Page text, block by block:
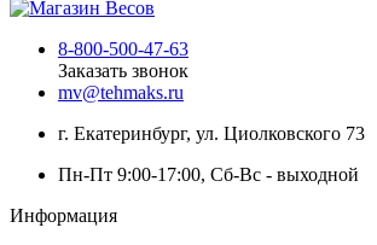
8-800-500-47-63
Заказать звонок
mv@tehmaks.ru
г. Екатеринбург, ул. Циолковского 73
Пн-Пт 9:00-17:00, Сб-Вс - выходной
Информация